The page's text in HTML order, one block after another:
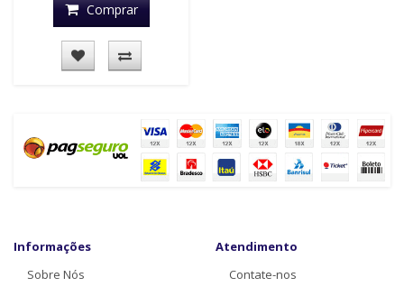
Comprar
Informações
Sobre Nós
Atendimento
Contate-nos